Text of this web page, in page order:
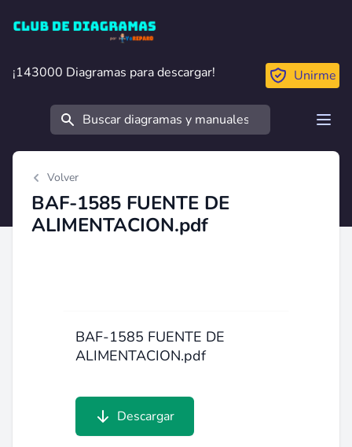
Club de Diagramas
¡143000 Diagramas para descargar!
¡143000 Diagramas para descargar! Unirme
Buscar
Volver
BAF-1585 FUENTE DE
ALIMENTACION.pdf
BAF-1585 FUENTE DE
ALIMENTACION.pdf
Descargar